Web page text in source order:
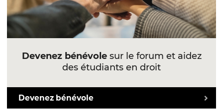
Devenez bénévolesur le forum et aidez
des étudiants en droit
Devenez bénévole